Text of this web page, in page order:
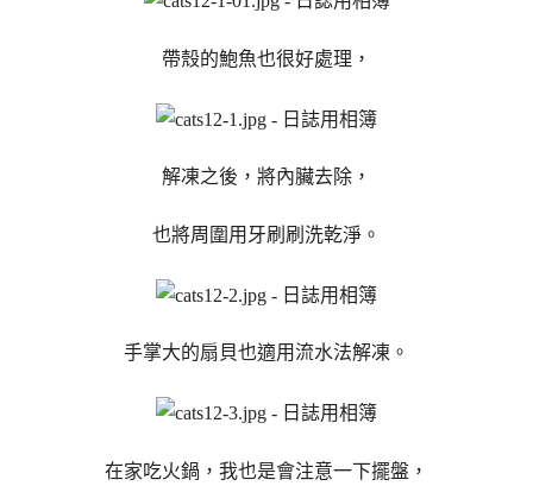
帶殼的鮑魚也很好處理，
解凍之後，將內臟去除，
也將周圍用牙刷刷洗乾淨。
手掌大的扇貝也適用流水法解凍。
在家吃火鍋，我也是會注意一下擺盤，